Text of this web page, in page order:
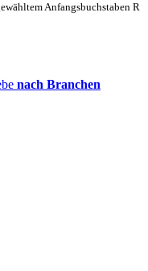
Anfangsbuchstaben R
nach Branchen